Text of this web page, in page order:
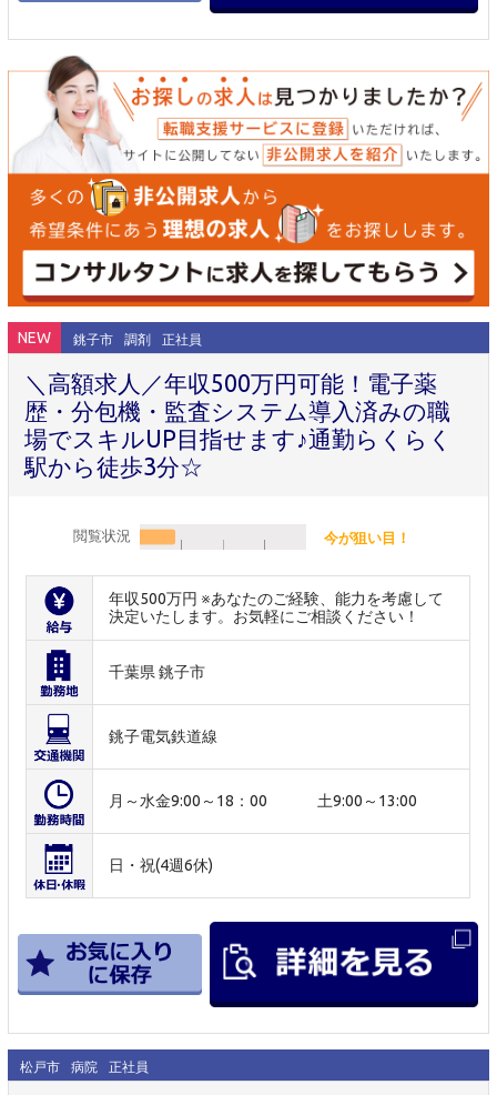
NEW 銚子市 調剤 正社員
＼高額求人／年収500万円可能！電子薬
歴・分包機・監査システム導入済みの職
場でスキルUP目指せます♪通勤らくらく
駅から徒歩3分☆
閲覧状況 今が狙い目！
年収500万円 ※あなたのご経験、能力を考慮して
決定いたします。お気軽にご相談ください！
千葉県 銚子市
銚子電気鉄道線
月～水金9:00～18：00 土9:00～13:00
日・祝(4週6休)
松戸市 病院 正社員